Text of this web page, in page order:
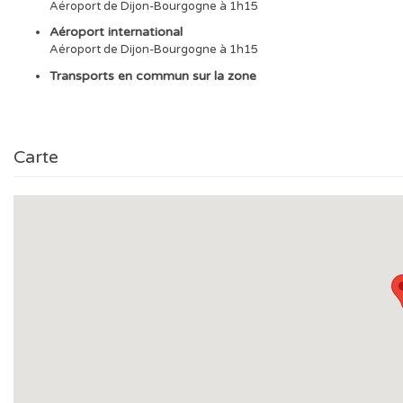
Aéroport de Dijon-Bourgogne à 1h15
Aéroport international
Aéroport de Dijon-Bourgogne à 1h15
Transports en commun sur la zone
Carte